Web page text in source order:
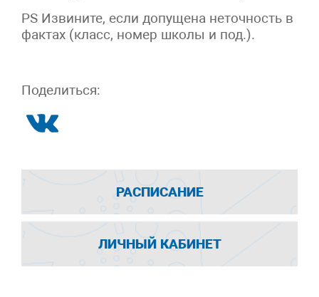
PS Извините, если допущена неточность в
фактах (класс, номер школы и под.).
Поделиться:
РАСПИСАНИЕ
ЛИЧНЫЙ КАБИНЕТ